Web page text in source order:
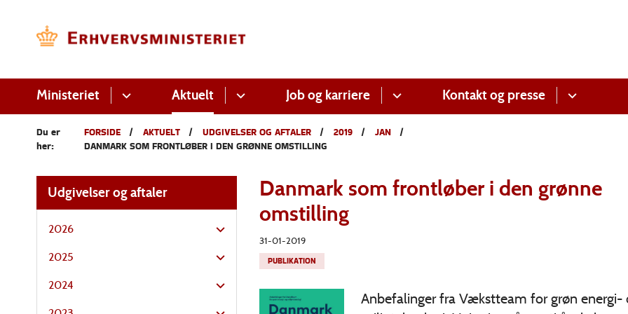
Ministeriet Aktuelt Job og karriere Kontakt og presse
Du er
her:
FORSIDE AKTUELT UDGIVELSER OG AFTALER 2019
JAN
DANMARK SOM FRONTLØBER I DEN GRØNNE OMSTILLING
Udgivelser og aftaler
2026
2025
2024
Danmark som frontløber i den grønne
omstilling
31-01-2019
PUBLIKATION
Anbefalinger fra Vækstteam for grøn energi-